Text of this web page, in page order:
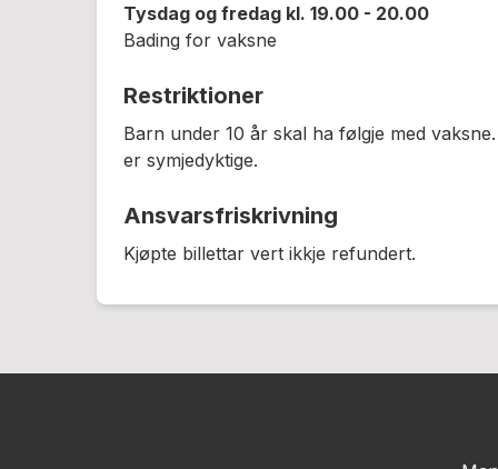
Tysdag og fredag kl. 19.00 - 20.00
Bading for vaksne
Restriktioner
Barn under 10 år skal ha følgje med
er symjedyktige.
Ansvarsfriskrivning
Kjøpte billettar vert ikkje refundert.